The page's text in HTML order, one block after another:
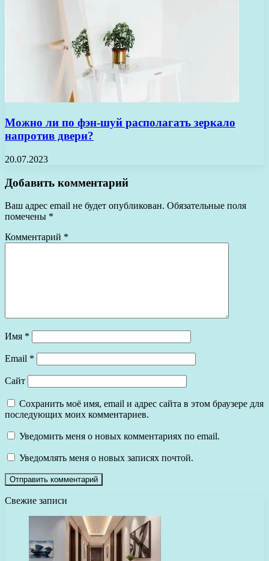
Можно ли по фэн-шуй располагать зеркало
напротив двери?
20.07.2023
Добавить комментарий
Ваш адрес email не будет опубликован. Обязательные поля
помечены *
Комментарий *
Имя *
Email *
Сайт
Сохранить моё имя, email и адрес сайта в этом браузере для
последующих моих комментариев.
Уведомить меня о новых комментариях по email.
Уведомлять меня о новых записях почтой.
Свежие записи